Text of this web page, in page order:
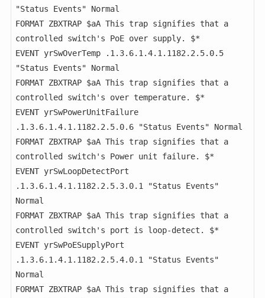
"Status Events" Normal
FORMAT ZBXTRAP $aA This trap signifies that a
controlled switch's PoE over supply. $*
EVENT yrSwOverTemp .1.3.6.1.4.1.1182.2.5.0.5
"Status Events" Normal
FORMAT ZBXTRAP $aA This trap signifies that a
controlled switch's over temperature. $*
EVENT yrSwPowerUnitFailure
.1.3.6.1.4.1.1182.2.5.0.6 "Status Events" Normal
FORMAT ZBXTRAP $aA This trap signifies that a
controlled switch's Power unit failure. $*
EVENT yrSwLoopDetectPort
.1.3.6.1.4.1.1182.2.5.3.0.1 "Status Events"
Normal
FORMAT ZBXTRAP $aA This trap signifies that a
controlled switch's port is loop-detect. $*
EVENT yrSwPoESupplyPort
.1.3.6.1.4.1.1182.2.5.4.0.1 "Status Events"
Normal
FORMAT ZBXTRAP $aA This trap signifies that a